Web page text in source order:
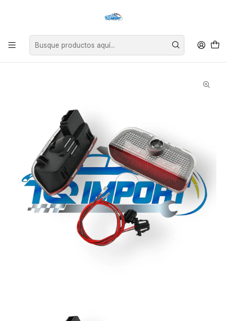
Asesoría personalizada para encontrar el repuesto perfecto para tu
Inicio Exterior Luces Luz Projector Volkswagen